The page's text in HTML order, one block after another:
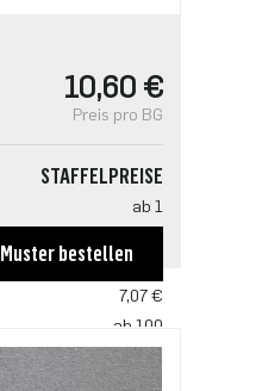
10,60 €
Preis pro BG
STAFFELPREISE
ab 1
ab 50
7,07 €
ab 100
6,83 €
ab 250
Muster bestellen